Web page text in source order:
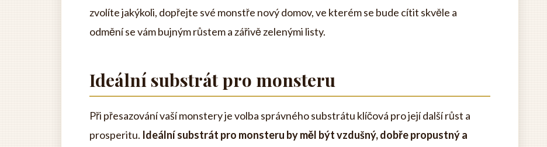
zvolíte jakýkoli, dopřejte své monstře nový domov, ve kterém se bude cítit skvěle a
odmění se vám bujným růstem a zářivě zelenými listy.
Ideální substrát pro monsteru
Při přesazování vaší monstery je volba správného substrátu klíčová pro její další růst a
prosperitu. Ideální substrát pro monsteru by měl být vzdušný, dobře propustný a